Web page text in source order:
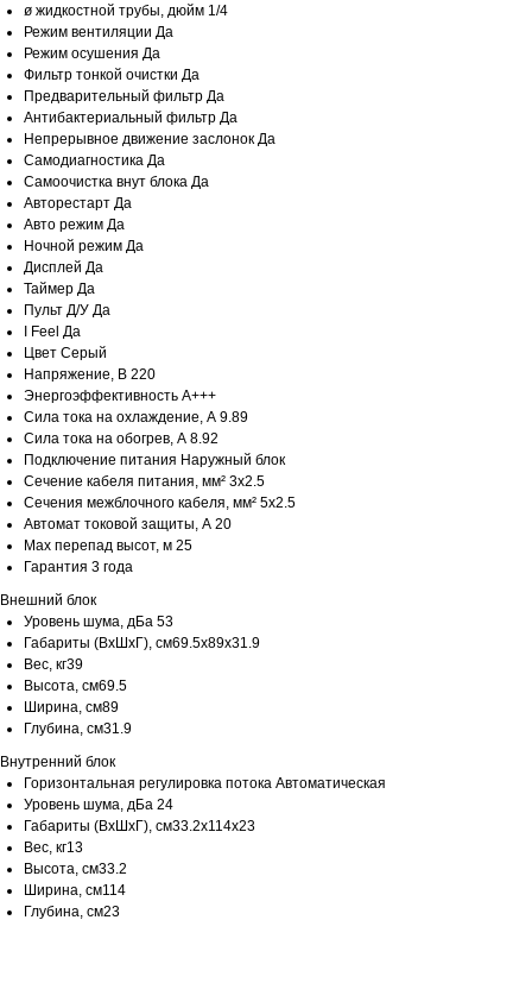
ø жидкостной трубы, дюйм 1/4
Режим вентиляции Да
Режим осушения Да
Фильтр тонкой очистки Да
Предварительный фильтр Да
Антибактериальный фильтр Да
Непрерывное движение заслонок Да
Самодиагностика Да
Самоочистка внут блока Да
Авторестарт Да
Авто режим Да
Ночной режим Да
Дисплей Да
Таймер Да
Пульт Д/У Да
I Feel Да
Цвет Серый
Напряжение, В 220
Энергоэффективность A+++
Сила тока на охлаждение, А 9.89
Сила тока на обогрев, А 8.92
Подключение питания Наружный блок
Сечение кабеля питания, мм² 3x2.5
Сечения межблочного кабеля, мм² 5x2.5
Автомат токовой защиты, А 20
Max перепад высот, м 25
Гарантия 3 года
Внешний блок
Уровень шума, дБа 53
Габариты (ВхШхГ), см69.5x89x31.9
Вес, кг39
Высота, см69.5
Ширина, см89
Глубина, см31.9
Внутренний блок
Горизонтальная регулировка потока Автоматическая
Уровень шума, дБа 24
Габариты (ВхШхГ), см33.2x114x23
Вес, кг13
Высота, см33.2
Ширина, см114
Глубина, см23